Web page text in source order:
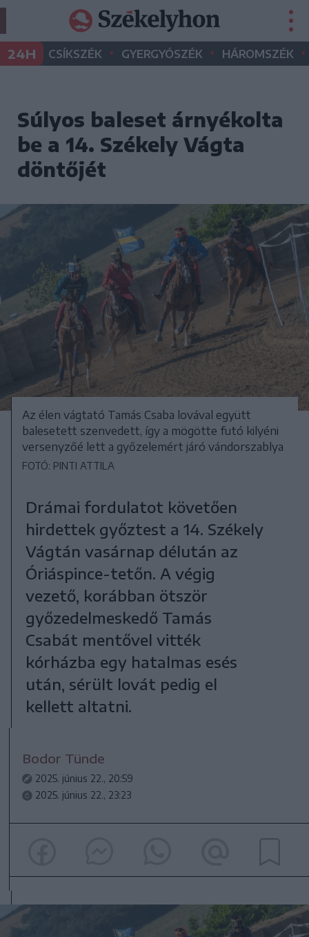
24H CSÍKSZÉK • GYERGYÓSZÉK • HÁROMSZÉK •
Súlyos baleset árnyékolta
be a 14. Székely Vágta
döntőjét
Az élen vágtató Tamás Csaba lovával együtt
balesetett szenvedett, így a mögötte futó kilyéni
versenyzőé lett a győzelemért járó vándorszablya
FOTÓ: PINTI ATTILA
Drámai fordulatot követően
hirdettek győztest a 14. Székely
Vágtán vasárnap délután az
Óriáspince-tetőn. A végig
vezető, korábban ötször
győzedelmeskedő Tamás
Csabát mentővel vitték
kórházba egy hatalmas esés
után, sérült lovát pedig el
kellett altatni.
Bodor Tünde
2025. június 22., 20:59
2025. június 22., 23:23